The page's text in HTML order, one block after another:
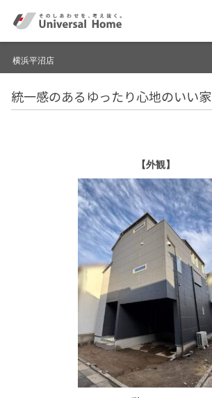
ユニバーサル ホームの特長
テクノロジー
建築実例
モデルハウス検索・見学予約
シミュレー ション
キャンペーン・コラボ情報
横浜平沼店
ブログ
モデルハウス見学予約
横浜平沼店 TOPへ
統一感のあるゆったり心地のいい家
【外観】